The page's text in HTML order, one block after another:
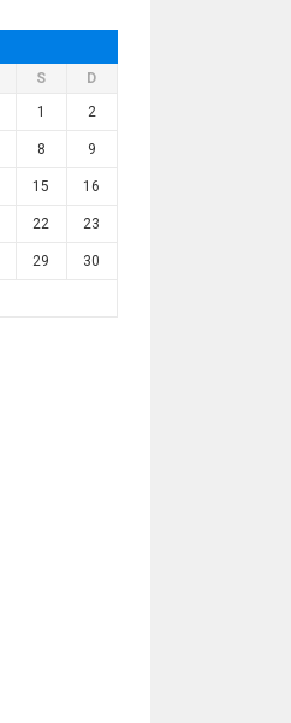
S
D
1
2
8 9
15 16
22 23
29 30